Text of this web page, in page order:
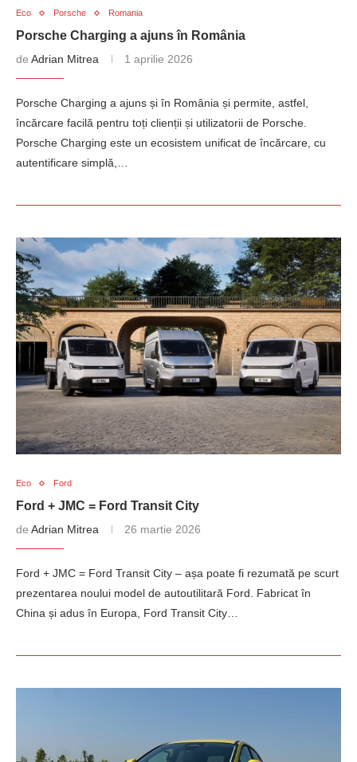
Eco Porsche Romania
Porsche Charging a ajuns în România
de Adrian Mitrea 1 aprilie 2026
Porsche Charging a ajuns și în România și permite, astfel,
încărcare facilă pentru toți clienții și utilizatorii de Porsche.
Porsche Charging este un ecosistem unificat de încărcare, cu
autentificare simplă,…
Eco Ford
Ford + JMC = Ford Transit City
de Adrian Mitrea 26 martie 2026
Ford + JMC = Ford Transit City – așa poate fi rezumată pe scurt
prezentarea noului model de autoutilitară Ford. Fabricat în
China și adus în Europa, Ford Transit City…